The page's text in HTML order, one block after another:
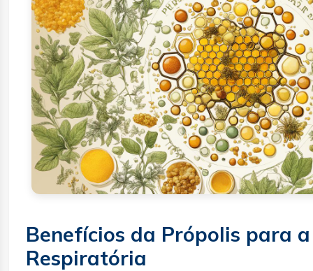
Benefícios da Própolis para
Respiratória